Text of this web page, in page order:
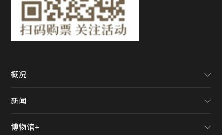
概况
新闻
博物馆+